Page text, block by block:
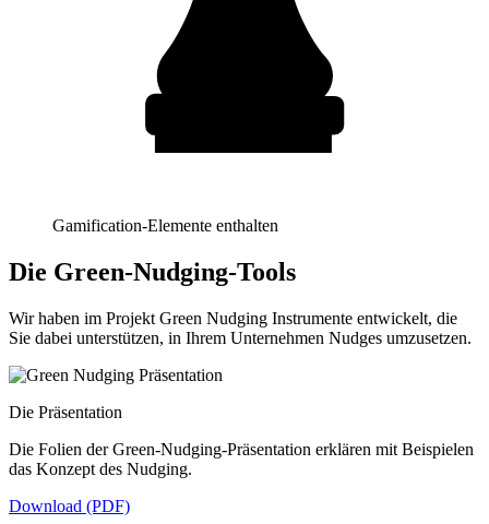
Gamification-Elemente enthalten
Die Green-Nudging-Tools
Wir haben im Projekt Green Nudging Instrumente entwickelt, die
Sie dabei unterstützen, in Ihrem Unternehmen Nudges umzusetzen.
Die Präsentation
Die Folien der Green-Nudging-Präsentation erklären mit Beispielen
das Konzept des Nudging.
Download (PDF)